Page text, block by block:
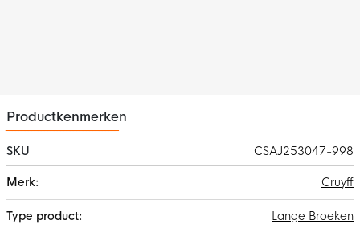
Productkenmerken
SKU
CSAJ253047-998
informatie
Cruyff
Lange Broeken